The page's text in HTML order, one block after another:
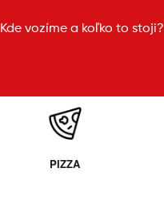
Kde vozíme a koľko to stoji?
PIZZA